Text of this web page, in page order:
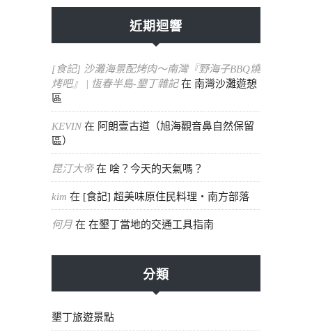
近期迴響
[食記] 沙灘海景配烤肉～南灣『野海子BBQ燒
烤吧』 | 恆春半島-墾丁雜記在 南灣沙灘遊憩
區
KEVIN在 阿朗壹古道（旭海觀音鼻自然保留
區）
昆汀大帝在 啥？今天的天氣嗎？
kim 在 [食記] 超美味原住民料理・南方部落
何月 在 在墾丁當地的交通工具指南
分類
墾丁旅遊景點